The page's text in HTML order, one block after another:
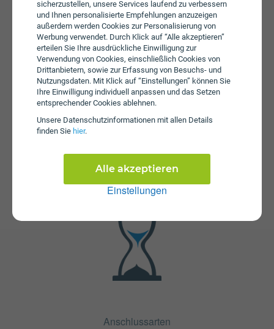
sicherzustellen, unsere Services laufend zu verbessern
und Ihnen personalisierte Empfehlungen anzuzeigen
außerdem werden Cookies zur Personalisierung von
Werbung verwendet. Durch Klick auf “Alle akzeptieren”
erteilen Sie Ihre ausdrückliche Einwilligung zur
Verwendung von Cookies, einschließlich Cookies von
Drittanbietern, sowie zur Erfassung von Besuchs- und
Nutzungsdaten. Mit Klick auf “Einstellungen” können Sie
Ihre Einwilligung individuell anpassen und das Setzen
entsprechender Cookies ablehnen.
Unsere Daten­schutz­informationen mit allen Details
finden Sie hier.
Einstellungen
Alle akzeptieren
monatliche Gebühren von € 75,00 an. Weiters fallen
einmalige Gebühren von bis zu € 39,99 an. Die
Einmalkosten können sich durch Bestellung im Online-
Shop reduzieren.
Fristen
Die Vertragslaufzeit bei Internet 5G L + TV L mit
Jugendbonus beträgt 24 Monate. Die Kündigungsfrist
beträgt 1 Monat.
Anschlussarten